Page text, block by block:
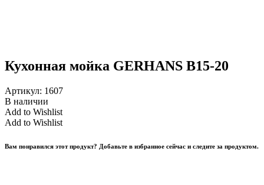
Кухонная мойка GERHANS B15-20
Артикул: 1607
В наличии
Add to Wishlist
Add to Wishlist
Вам понравился этот продукт? Добавьте в избранное сейчас и следите за продуктом.